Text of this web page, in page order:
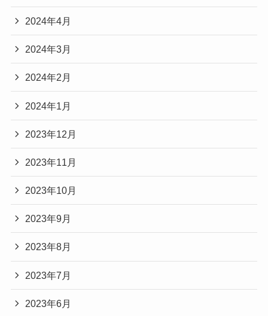
2024年4月
2024年3月
2024年2月
2024年1月
2023年12月
2023年11月
2023年10月
2023年9月
2023年8月
2023年7月
2023年6月